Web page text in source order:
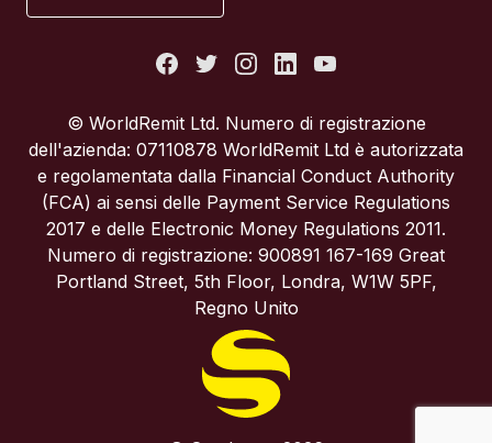
Regno Unito
Spagna
© WorldRemit Ltd. Numero di registrazione
dell'azienda: 07110878 WorldRemit Ltd è autorizzata
e regolamentata dalla Financial Conduct Authority
(FCA) ai sensi delle Payment Service Regulations
2017 e delle Electronic Money Regulations 2011.
Numero di registrazione: 900891 167-169 Great
Portland Street, 5th Floor, Londra, W1W 5PF,
Regno Unito